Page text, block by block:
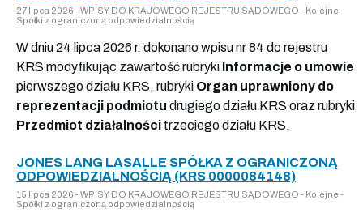
27 lipca 2026 - WPISY DO KRAJOWEGO REJESTRU SĄDOWEGO - Kolejne -
Spółki z ograniczoną odpowiedzialnością
W dniu 24 lipca 2026 r. dokonano wpisu nr 84 do rejestru
KRS modyfikując zawartość rubryki Informacje o umowie
pierwszego działu KRS, rubryki Organ uprawniony do
reprezentacji podmiotu drugiego działu KRS oraz rubryki
Przedmiot działalności trzeciego działu KRS.
JONES LANG LASALLE SPÓŁKA Z OGRANICZONĄ
ODPOWIEDZIALNOŚCIĄ (KRS 0000084148)
15 lipca 2026 - WPISY DO KRAJOWEGO REJESTRU SĄDOWEGO - Kolejne -
Spółki z ograniczoną odpowiedzialnością